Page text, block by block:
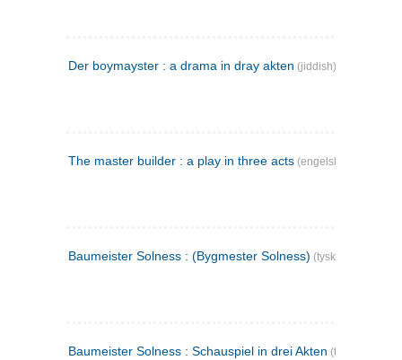
Der boymayster : a drama in dray akten (jiddish)
The master builder : a play in three acts (engelsk)
Baumeister Solness : (Bygmester Solness) (tysk)
Baumeister Solness : Schauspiel in drei Akten (tysk)